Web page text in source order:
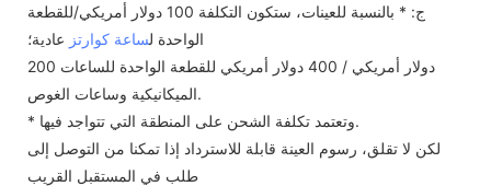
ج: * بالنسبة للعينات، ستكون التكلفة 100 دولار أمريكي/للقطعة
الواحدة لساعة كوارتز عادية؛
200 دولار أمريكي / 400 دولار أمريكي للقطعة الواحدة للساعات
الميكانيكية وساعات الغوص.
* وتعتمد تكلفة الشحن على المنطقة التي تتواجد فيها.
لكن لا تقلق، رسوم العينة قابلة للاسترداد إذا تمكنا من التوصل إلى
طلب في المستقبل القريب